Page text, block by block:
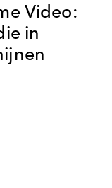
Video:
in